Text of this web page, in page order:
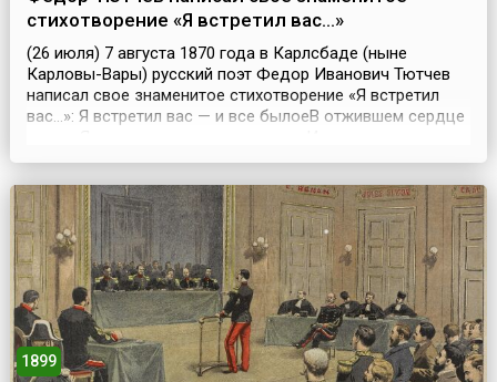
стихотворение «Я встретил вас…»
(26 июля) 7 августа 1870 года в Карлсбаде (ныне
Карловы-Вары) русский поэт Федор Иванович Тютчев
написал свое знаменитое стихотворение «Я встретил
вас…»: Я встретил вас — и все былоеВ отжившем сердце
тепло…Как поздней осени пороюБывают дни, бывает
нас, —Так, весь обвеян д...
1899